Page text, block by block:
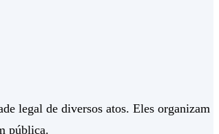
legal de diversos atos. Eles organizam
pública.